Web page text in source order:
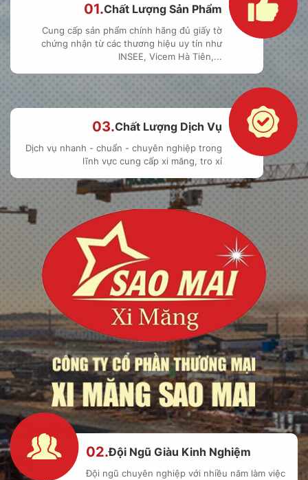
01.Chất Lượng Sản Phẩm
Cung cấp sản phẩm chính hãng đủ giấy tờ
chứng nhận từ các thương hiệu uy tín như
INSEE, Vicem Hà Tiên,...
03.Chất Lượng Dịch Vụ
Dịch vụ nhanh - chuẩn - chuyên nghiệp trong
lĩnh vực cung cấp xi măng, tro xỉ
02.Đội Ngũ Giàu Kinh Nghiệm
Đội ngũ chuyên nghiệp với nhiều năm làm việc